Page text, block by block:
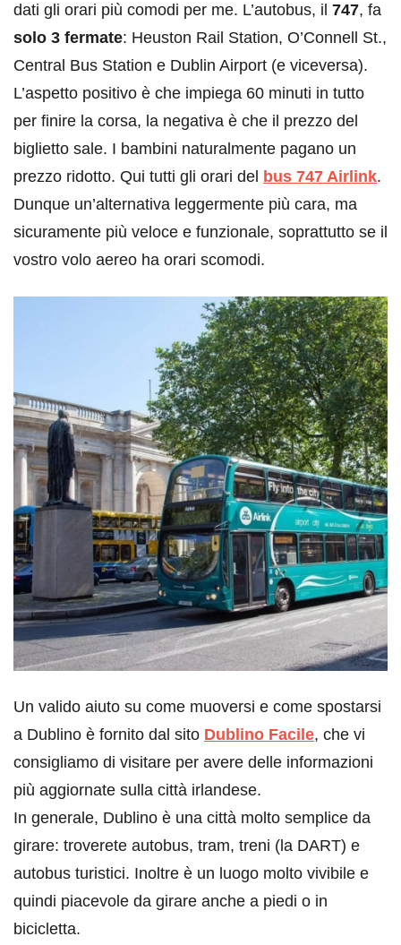
dati gli orari più comodi per me. L’autobus, il 747, fa
solo 3 fermate: Heuston Rail Station, O’Connell St.,
Central Bus Station e Dublin Airport (e viceversa).
L’aspetto positivo è che impiega 60 minuti in tutto
per finire la corsa, la negativa è che il prezzo del
biglietto sale. I bambini naturalmente pagano un
prezzo ridotto. Qui tutti gli orari del bus 747 Airlink.
Dunque un’alternativa leggermente più cara, ma
sicuramente più veloce e funzionale, soprattutto se il
vostro volo aereo ha orari scomodi.
Un valido aiuto su come muoversi e come spostarsi
a Dublino è fornito dal sito Dublino Facile, che vi
consigliamo di visitare per avere delle informazioni
più aggiornate sulla città irlandese.
In generale, Dublino è una città molto semplice da
girare: troverete autobus, tram, treni (la DART) e
autobus turistici. Inoltre è un luogo molto vivibile e
quindi piacevole da girare anche a piedi o in
bicicletta.